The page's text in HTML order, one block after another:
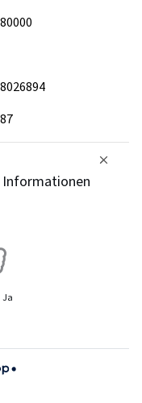
Informationen
Ja